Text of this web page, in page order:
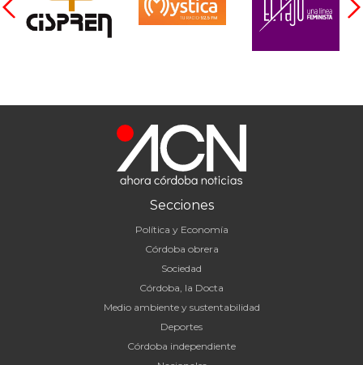
Secciones
Política y Economía
Córdoba obrera
Sociedad
Córdoba, la Docta
Medio ambiente y sustentabilidad
Deportes
Córdoba independiente